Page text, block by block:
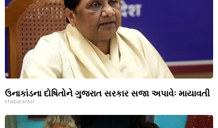
ઉનાકાંડના દોષિતોને ગુજરાત સરકાર સજા અપાવેઃ માયાવતી
khabarantar